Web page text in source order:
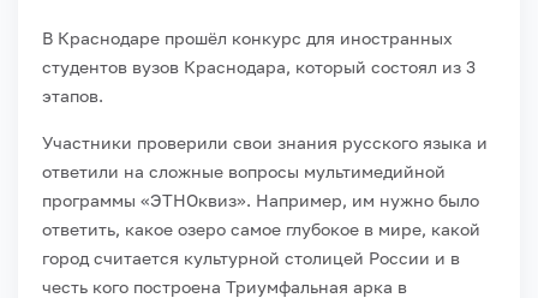
В Краснодаре прошёл конкурс для иностранных
студентов вузов Краснодара, который состоял из 3
этапов.
Участники проверили свои знания русского языка и
ответили на сложные вопросы мультимедийной
программы «ЭТНОквиз». Например, им нужно было
ответить, какое озеро самое глубокое в мире, какой
город считается культурной столицей России и в
честь кого построена Триумфальная арка в